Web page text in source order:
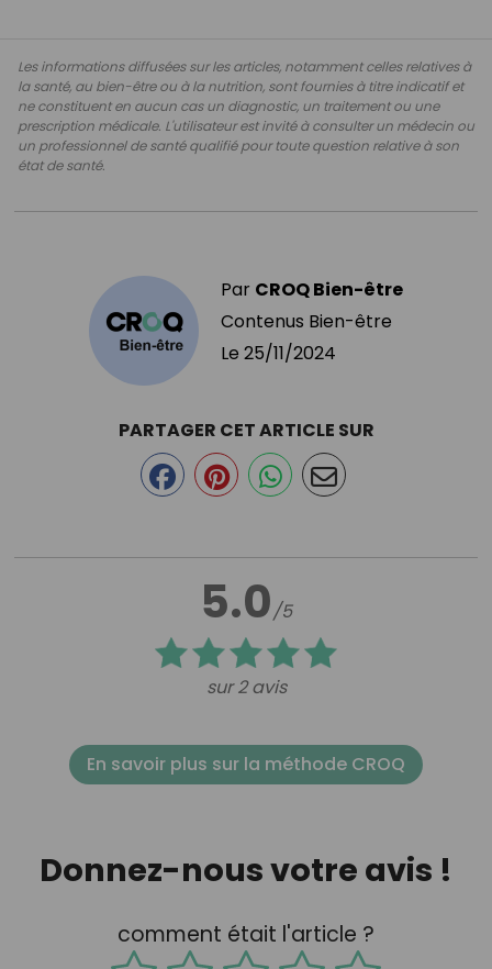
Les informations diffusées sur les articles, notamment celles relatives à
la santé, au bien-être ou à la nutrition, sont fournies à titre indicatif et
ne constituent en aucun cas un diagnostic, un traitement ou une
prescription médicale. L'utilisateur est invité à consulter un médecin ou
un professionnel de santé qualifié pour toute question relative à son
état de santé.
Par CROQ Bien-être
Contenus Bien-être
Le 25/11/2024
5.0/5
sur 2 avis
PARTAGER CET ARTICLE SUR
En savoir plus sur la méthode CROQ
Donnez-nous votre avis !
comment était l'article ?